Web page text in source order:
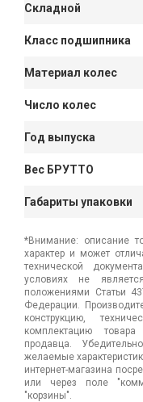
Складной
Класс подшипника
Материал колес
Число колес
Год выпуска
Вес БРУТТО
Габариты упаковки
*Внимание: описание
характер и может
технической
условиях не
положениями Статьи
Федерации.
конструкцию,
комплектацию
продавца.
желаемые
интернет-магазина
или через поле
"корзины".